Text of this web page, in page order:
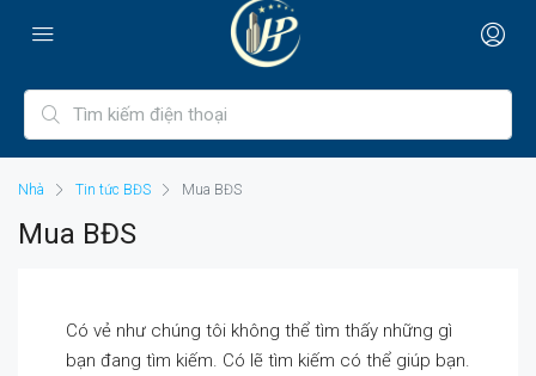
Nhà Tin tức BĐS Mua BĐS
Mua BĐS
Có vẻ như chúng tôi không thể tìm thấy những gì
bạn đang tìm kiếm. Có lẽ tìm kiếm có thể giúp bạn.